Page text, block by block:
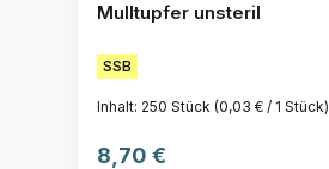
Mulltupfer unsteril
SSB
Inhalt: 250 Stück (0,03 € / 1 Stück)
Regulärer Preis:
8,70 €